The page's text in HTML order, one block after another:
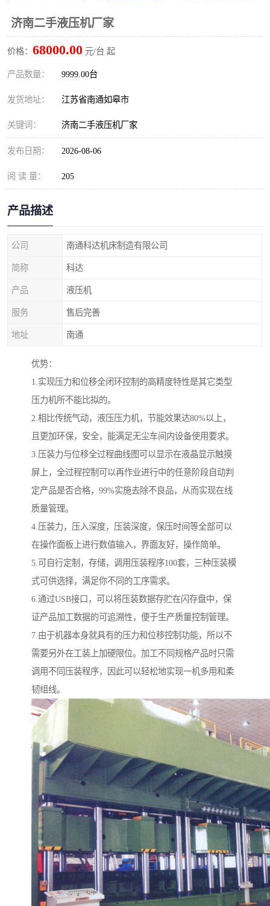
济南二手液压机厂家
价格： 68000.00 元/台 起
产品数量： 9999.00台
发货地址： 江苏省南通如皋市
关键词： 济南二手液压机厂家
发布日期： 2026-08-06
阅 读 量： 205
产品描述
公司 南通科达机床制造有限公司
简称 科达
产品 液压机
服务 售后完善
地址 南通
优势：
1.实现压力和位移全闭环控制的高精度特性是其它类型
压力机所不能比拟的。
2.相比传统气动，液压压力机，节能效果达80%以上，
且更加环保，安全，能满足无尘车间内设备使用要求。
3.压装力与位移全过程曲线图可以显示在液晶显示触摸
屏上，全过程控制可以再作业进行中的任意阶段自动判
定产品是否合格，99%实施去除不良品，从而实现在线
质量管理。
4.压装力，压入深度，压装深度，保压时间等全部可以
在操作面板上进行数值输入，界面友好，操作简单。
5.可自行定制，存储，调用压装程序100套，三种压装模
式可供选择，满足你不同的工序需求。
6.通过USB接口，可以将压装数据存贮在闪存盘中，保
证产品加工数据的可追溯性，便于生产质量控制管理。
7.由于机器本身就具有的压力和位移控制功能，所以不
需要另外在工装上加硬限位。加工不同规格产品时只需
调用不同压装程序，因此可以轻松地实现一机多用和柔
韧组线。